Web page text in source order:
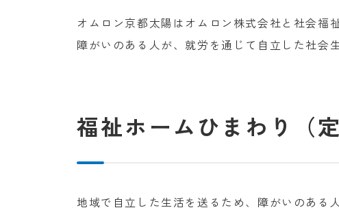
オムロン京都太陽はオムロン株式会社と社会
障がいのある人が、就労を通じて自立した社
福祉ホームひまわり（定
地域で自立した生活を送るため、障がいのある